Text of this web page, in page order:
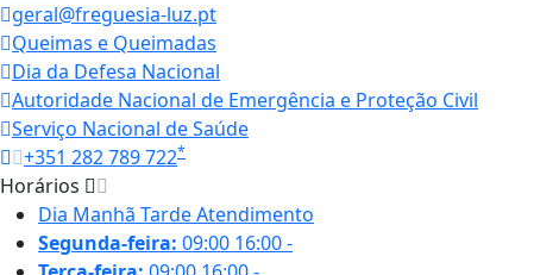
geral@freguesia-luz.pt
Queimas e Queimadas
Dia da Defesa Nacional
Autoridade Nacional de Emergência e Proteção Civil
Serviço Nacional de Saúde
+351 282 789 722*
Horários
Dia Manhã TardeAtendimento
Segunda-feira: 09:00 16:00-